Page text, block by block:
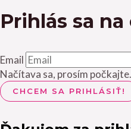
Prihlás sa
Email
Načítava sa, prosím